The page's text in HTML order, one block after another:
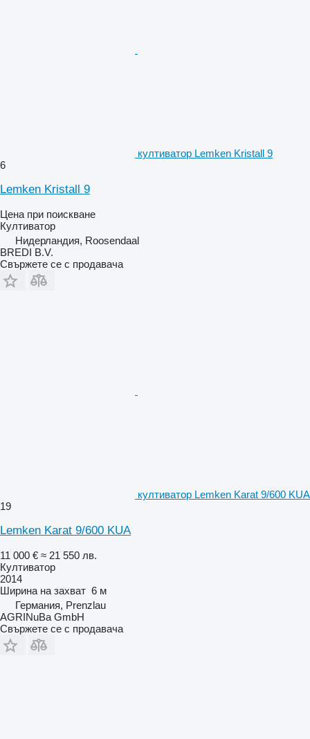
култиватор Lemken Kristall 9
6
Lemken Kristall 9
Цена при поискване
Култиватор
Нидерландия, Roosendaal
BREDI B.V.
Свържете се с продавача
култиватор Lemken Karat 9/600 KUA
19
Lemken Karat 9/600 KUA
11 000 € ≈ 21 550 лв.
Култиватор
2014
Ширина на захват 6 м
Германия, Prenzlau
AGRINuBa GmbH
Свържете се с продавача